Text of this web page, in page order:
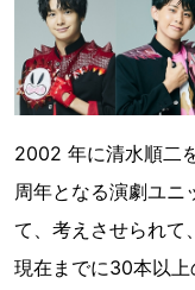
2002 年に清水順二
周年となる演劇ユ
て、考えさせられて
現在までに30本以